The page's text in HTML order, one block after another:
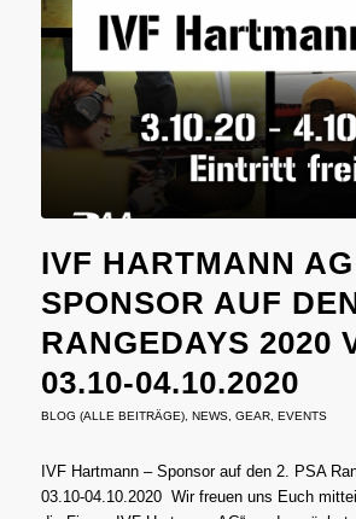
IVF HARTMANN
SPONSOR AUF
RANGEDAYS 2020
03.10-04.10.2020
BLOG (ALLE BEITRÄGE), NEWS, GEAR, EVENTS
IVF Hartmann – Sponsor auf den 2. PSA
03.10-04.10.2020 Wir freuen uns Euch